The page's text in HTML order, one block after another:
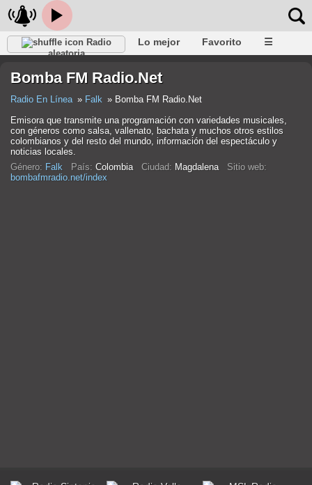
Radio
aleatoria
Lo mejor Favorito ☰
Bomba FM Radio.Net
Radio En Línea Falk
Bomba FM Radio.Net
Emisora que transmite una programación con variedades musicales,
con géneros como salsa, vallenato, bachata y muchos otros estilos
colombianos y del resto del mundo, información del espectáculo y
noticias locales.
Género: Falk País: Colombia Ciudad: Magdalena Sitio web:
bombafmradio.net/index